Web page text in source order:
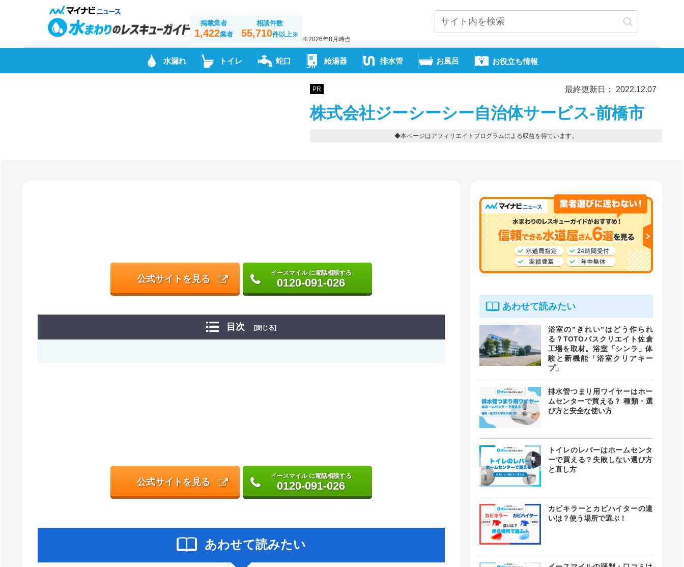
掲載業者
1,422業者
相談件数
55,710件以上※
※2026年8月時点
水漏れ トイレ 蛇口 給湯器 排水管 お風呂 お役立ち情報
PR 最終更新日： 2022.12.07
株式会社ジーシーシー自治体サービス-前橋市
◆本ページはアフィリエイトプログラムによる収益を得ています。
公式サイトを見る
イースマイル に電話相談する
0120-091-026
目次 [閉じる]
公式サイトを見る
イースマイル に電話相談する
0120-091-026
あわせて読みたい
あわせて読みたい
浴室の”きれい”はどう作られ
る？TOTOバスクリエイト佐倉
工場を取材。浴室「シンラ」体
験と新機能「浴室クリアキー
プ」
排水管つまり用ワイヤーはホー
ムセンターで買える？ 種類・選
び方と安全な使い方
トイレのレバーはホームセンタ
ーで買える？失敗しない選び方
と直し方
カビキラーとカビハイターの違
いは？使う場所で選ぶ！